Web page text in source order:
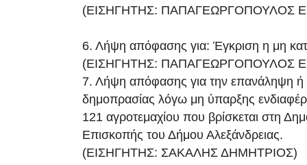
(ΕΙΣΗΓΗΤΗΣ: ΠΑΠΑΓΕΩΡΓΟΠΟΥΛΟΣ
6. Λήψη απόφασης για: Έγκριση η μη
(ΕΙΣΗΓΗΤΗΣ: ΠΑΠΑΓΕΩΡΓΟΠΟΥΛΟΣ
7. Λήψη απόφασης για την επανάληψη ή
δημοπρασίας λόγω μη ύπαρξης
121 αγροτεμαχίου που βρίσκεται στη
Επισκοπής του Δήμου Αλεξάνδρειας.
(ΕΙΣΗΓΗΤΗΣ: ΣΑΚΑΛΗΣ ΔΗΜΗΤΡΙΟΣ)